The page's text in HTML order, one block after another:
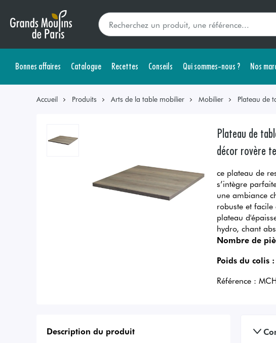
Bonnes affaires Catalogue Recettes Conseils Qui sommes-nous ? Nos
Accueil Produits Arts de la table mobilier Mobilier Plateau de
Plateau de
décor rovère
ce plateau de
s’intègre
une ambiance
robuste et
plateau
hydro, chant
Nombre de
Poids du colis :
Référence :
Description du produit